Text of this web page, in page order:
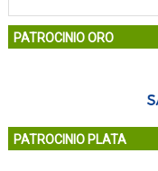
PATROCINIO ORO
PATROCINIO PLATA